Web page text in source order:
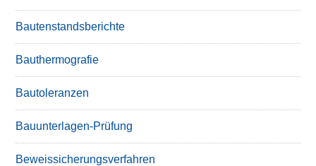
Bautenstandsberichte
Bauthermografie
Bautoleranzen
Bauunterlagen-Prüfung
Beweissicherungsverfahren